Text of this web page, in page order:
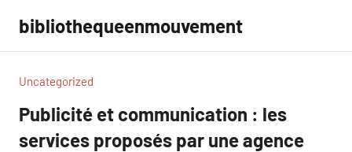
contenu
bibliothequeenmouvement
Uncategorized
Publicité et communication : les
services proposés par une agence